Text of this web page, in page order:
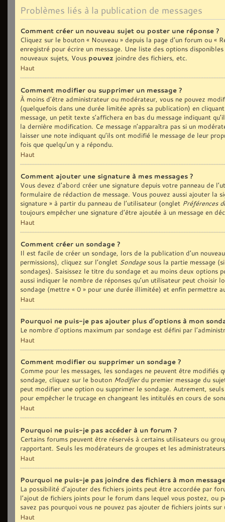
Problèmes liés à la publication de messages
Comment créer un nouveau sujet ou poster une réponse ?
Cliquez sur le bouton « Nouveau » depuis la page d’un forum ou «
enregistré pour écrire un message. Une liste des options
nouveaux sujets, Vous pouvez joindre des fichiers, etc.
Haut
Comment modifier ou supprimer un message ?
À moins d’être administrateur ou modérateur, vous ne pouvez
(quelquefois dans une durée limitée après sa publication) en
message, un petit texte s’affichera en bas du message indiquant
la dernière modification. Ce message n’apparaîtra pas si un
laisser une note indiquant qu’ils ont modifié le message de leur
fois que quelqu’un y a répondu.
Haut
Comment ajouter une signature à mes messages ?
Vous devez d’abord créer une signature depuis votre panneau de
formulaire de rédaction de message. Vous pouvez aussi ajouter la
signature » à partir du panneau de l’utilisateur (onglet Préférences
toujours empêcher une signature d’être ajoutée à un message en
Haut
Comment créer un sondage ?
Il est facile de créer un sondage, lors de la publication d’un
permissions), cliquez sur l’onglet Sondagesous la partie message
sondages). Saisissez le titre du sondage et au moins deux options
aussi indiquer le nombre de réponses qu’un utilisateur peut
sondage (mettre « 0 » pour une durée illimitée) et enfin permettre
Haut
Pourquoi ne puis-je pas ajouter plus d’options à mon
Le nombre d’options maximum par sondage est défini par
Haut
Comment modifier ou supprimer un sondage ?
Comme pour les messages, les sondages ne peuvent être
sondage, cliquez sur le bouton Modifierdu premier message du
peut modifier une option ou supprimer le sondage. Autrement,
pour empêcher le trucage en changeant les intitulés en cours de
Haut
Pourquoi ne puis-je pas accéder à un forum ?
Certains forums peuvent être réservés à certains utilisateurs ou
rapportant. Seuls les modérateurs de groupes et les
Haut
Pourquoi ne puis-je pas joindre des fichiers à mon
La possibilité d’ajouter des fichiers joints peut être accordée par
l’ajout de fichiers joints pour le forum dans lequel vous postez, ou
savez pas pourquoi vous ne pouvez pas ajouter de fichiers joints
Haut